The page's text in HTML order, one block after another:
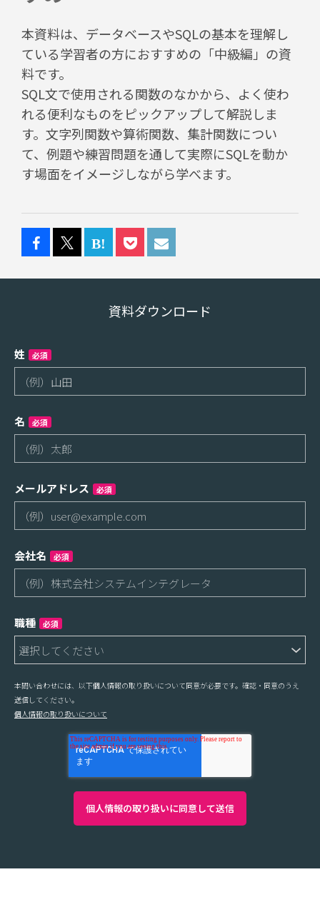
本資料は、データベースやSQLの基本を理解し
ている学習者の方におすすめの「中級編」の資
料です。
SQL文で使用される関数のなかから、よく使わ
れる便利なものをピックアップして解説しま
す。文字列関数や算術関数、集計関数につい
て、例題や練習問題を通して実際にSQLを動か
す場面をイメージしながら学べます。
資料ダウンロード
姓 必須
名 必須
メールアドレス 必須
会社名 必須
職種 必須
本問い合わせには、以下個人情報の取り扱いについて同意が必要です。確認・同意のうえ
送信してください。
個人情報の取り扱いについて